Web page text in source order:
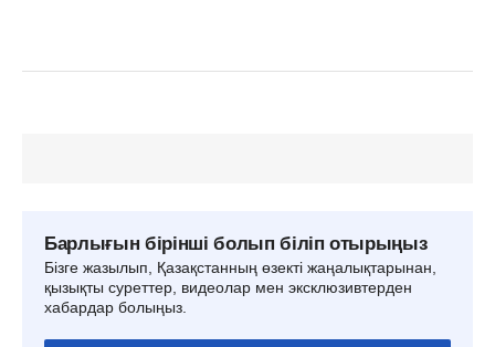
Барлығын бірінші болып біліп отырыңыз
Бізге жазылып, Қазақстанның өзекті жаңалықтарынан,
қызықты суреттер, видеолар мен эксклюзивтерден
хабардар болыңыз.